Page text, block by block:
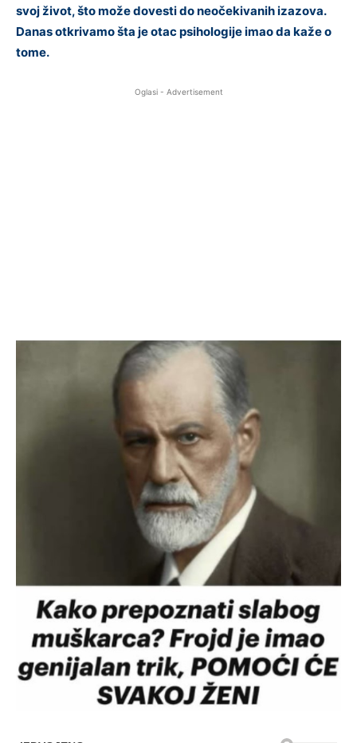
svoj život, što može dovesti do neočekivanih izazova.
Danas otkrivamo šta je otac psihologije imao da kaže o
tome.
Oglasi - Advertisement